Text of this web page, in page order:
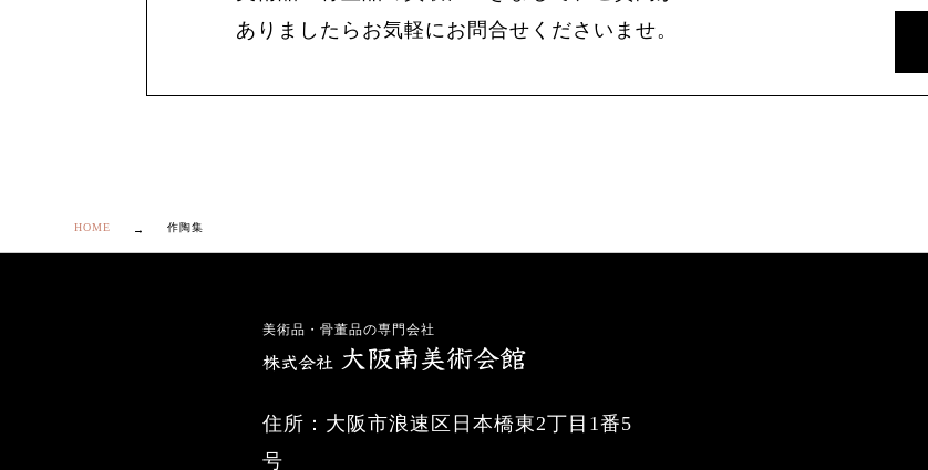
ありましたらお気軽にお問合せくださいませ。
HOME 作陶集
美術品・骨董品の専門会社
住所：大阪市浪速区日本橋東2丁目1番5
号